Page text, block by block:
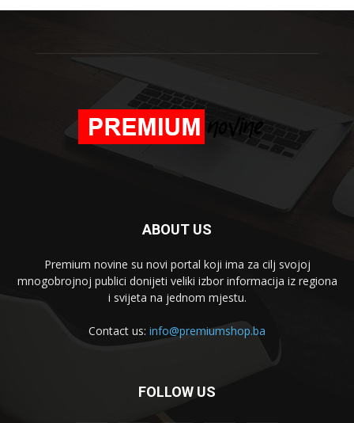
ABOUT US
Premium novine su novi portal koji ima za cilj svojoj
mnogobrojnoj publici donijeti veliki izbor informacija iz regiona
i svijeta na jednom mjestu.
Contact us: info@premiumshop.ba
FOLLOW US